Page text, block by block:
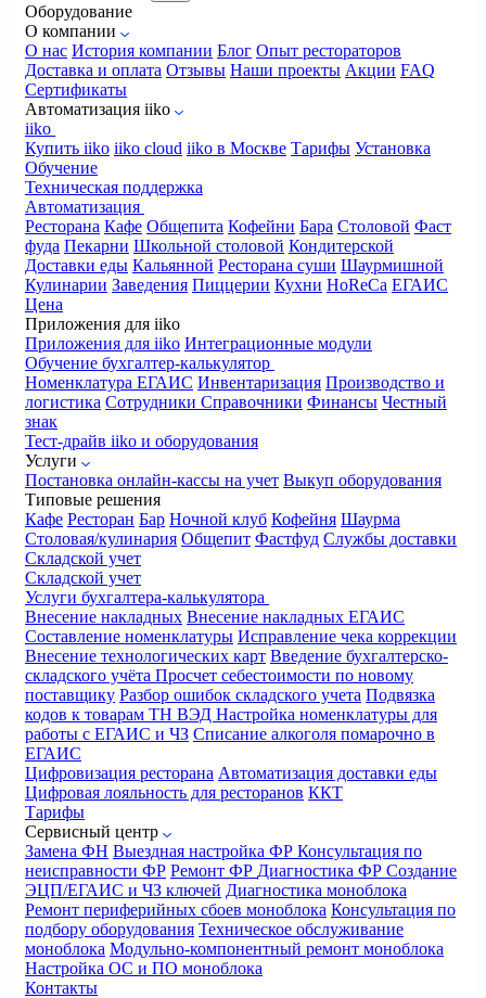
Оборудование
О компании
О нас История компании Блог Опыт рестораторов
Доставка и оплата Отзывы Наши проекты Акции FAQ
Сертификаты
Автоматизация iiko
iiko
Купить iiko iiko cloud iiko в Москве Тарифы Установка
Обучение
Техническая поддержка
Автоматизация
Ресторана Кафе Общепита Кофейни Бара Столовой Фаст
фуда Пекарни Школьной столовой Кондитерской
Доставки еды Кальянной Ресторана суши Шаурмишной
Кулинарии Заведения Пиццерии Кухни HoReCa ЕГАИС
Цена
Приложения для iiko
Приложения для iiko Интеграционные модули
Обучение бухгалтер-калькулятор
Номенклатура ЕГАИС Инвентаризация Производство и
логистика Сотрудники Справочники Финансы Честный
знак
Тест-драйв iiko и оборудования
Услуги
Постановка онлайн-кассы на учет Выкуп оборудования
Типовые решения
Кафе Ресторан Бар Ночной клуб Кофейня Шаурма
Столовая/кулинария Общепит Фастфуд Службы доставки
Складской учет
Складской учет
Услуги бухгалтера-калькулятора
Внесение накладных Внесение накладных ЕГАИС
Составление номенклатуры Исправление чека коррекции
Внесение технологических карт Введение бухгалтерско-
складского учёта Просчет себестоимости по новому
поставщику Разбор ошибок складского учета Подвязка
кодов к товарам ТН ВЭД Настройка номенклатуры для
работы с ЕГАИС и ЧЗ Списание алкоголя помарочно в
ЕГАИС
Цифровизация ресторана Автоматизация доставки еды
Цифровая лояльность для ресторанов ККТ
Тарифы
Сервисный центр
Замена ФН Выездная настройка ФР Консультация по
неисправности ФР Ремонт ФР Диагностика ФР Создание
ЭЦП/ЕГАИС и ЧЗ ключей Диагностика моноблока
Ремонт периферийных сбоев моноблока Консультация по
подбору оборудования Техническое обслуживание
моноблока Модульно-компонентный ремонт моноблока
Настройка ОС и ПО моноблока
Контакты